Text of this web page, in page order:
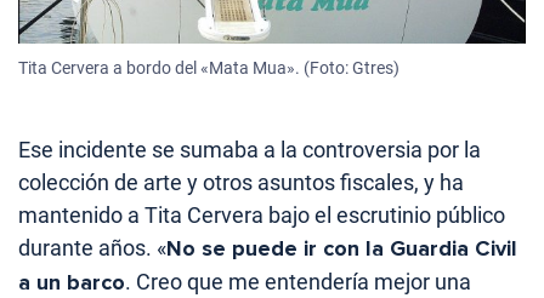
Tita Cervera a bordo del «Mata Mua». (Foto: Gtres)
Ese incidente se sumaba a la controversia por la
colección de arte y otros asuntos fiscales, y ha
mantenido a Tita Cervera bajo el escrutinio público
durante años. «No se puede ir con la Guardia Civil
a un barco. Creo que me entendería mejor una